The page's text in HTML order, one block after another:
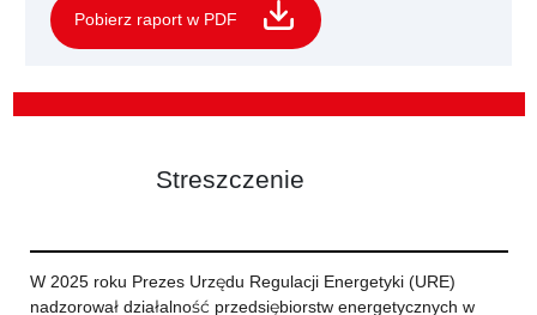
Pobierz raport w PDF
Streszczenie
W 2025 roku Prezes Urzędu Regulacji Energetyki (URE)
nadzorował działalność przedsiębiorstw energetycznych w